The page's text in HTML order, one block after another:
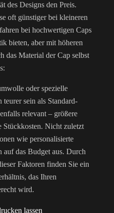
des Designs den Preis.
oft günstiger bei kleineren
bei hochwertigen Caps
bieten, aber mit höheren
das Material der Cap selbst
oder spezielle
sein als Standard-
relevant – größere
Stückkosten. Nicht zuletzt
wie personalisierte
auf das Budget aus. Durch
Faktoren finden Sie ein
das Ihren
wird.